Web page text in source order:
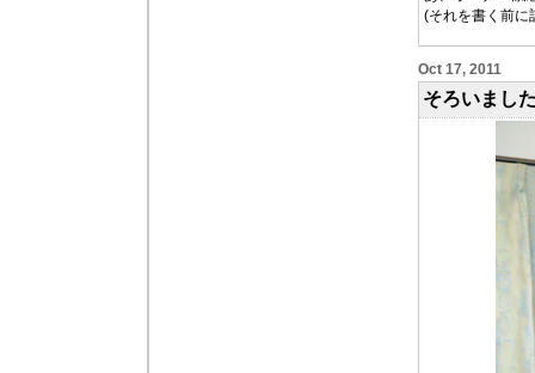
(それを書く前
Oct 17, 2011
そろいまし